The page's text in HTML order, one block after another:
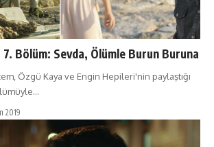
Bölüm: Sevda, Ölümle Burun Buruna
Özgü Kaya ve Engin Hepileri'nin paylaştığı
2019